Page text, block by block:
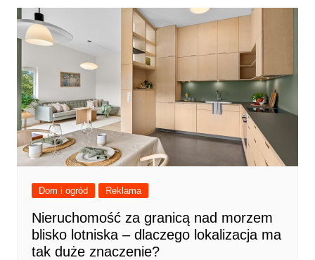
Dom i ogród Reklama
Nieruchomość za granicą nad morzem
blisko lotniska – dlaczego lokalizacja ma
tak duże znaczenie?